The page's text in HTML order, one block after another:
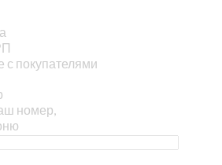
с покупателями
номер,